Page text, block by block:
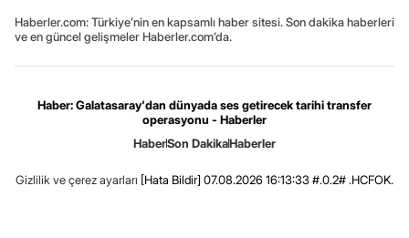
Haberler.com: Türkiye’nin en kapsamlı haber sitesi. Son dakika haberleri
ve en güncel gelişmeler Haberler.com’da.
Haber: Galatasaray'dan dünyada ses getirecek tarihi transfer
operasyonu - Haberler
HaberSon DakikaHaberler
Gizlilik ve çerez ayarları [Hata Bildir] 07.08.2026 16:13:33 #.0.2# .HCFOK.